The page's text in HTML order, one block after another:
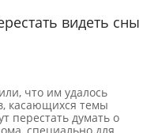
видеть сны
что им удалось
касающихся темы
перестать думать о